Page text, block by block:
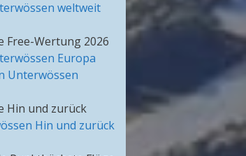
weltweit
Free-Wertung 2026
Europa
Unterwössen
Hin und zurück
Hin und zurück